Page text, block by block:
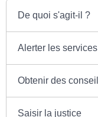
De quoi s'agit-il ?
Alerter les
Obtenir des
Saisir la justice